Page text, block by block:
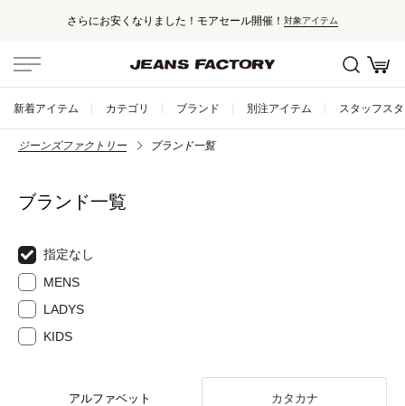
さらにお安くなりました！モアセール開催！ 対象アイテム
新着アイテム カテゴリ ブランド 別注アイテム スタッフス
ジーンズファクトリー ブランド一覧
ブランド一覧
指定なし
MENS
LADYS
KIDS
アルファベット カタカナ